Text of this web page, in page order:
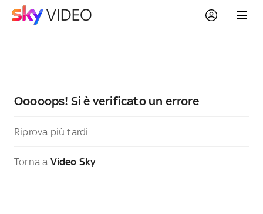
Ooooops! Si è verificato un errore
Riprova più tardi
Torna a Video Sky